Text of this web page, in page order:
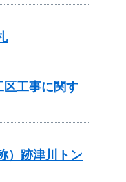
工事に関す
）跡津川トン